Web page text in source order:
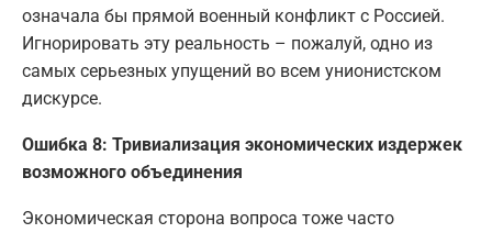
означала бы прямой военный конфликт с Россией.
Игнорировать эту реальность – пожалуй, одно из
самых серьезных упущений во всем унионистском
дискурсе.
Ошибка 8: Тривиализация экономических издержек
возможного объединения
Экономическая сторона вопроса тоже часто